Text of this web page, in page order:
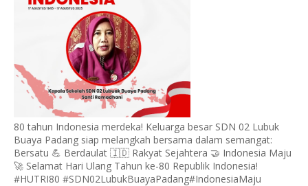
80 tahun Indonesia merdeka! Keluarga besar SDN 02 Lubuk
Buaya Padang siap melangkah bersama dalam semangat:
Bersatu 💪 Berdaulat 🇮🇩 Rakyat Sejahtera 🤝 Indonesia Maju
🚀 Selamat Hari Ulang Tahun ke-80 Republik Indonesia!
#HUTRI80 #SDN02LubukBuayaPadang#IndonesiaMaju